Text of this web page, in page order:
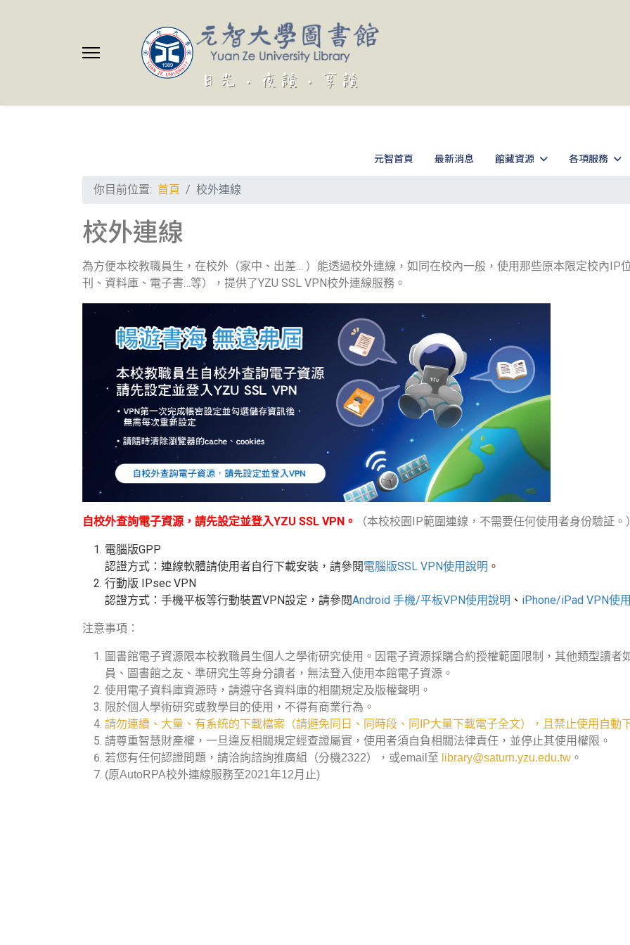
元智首頁 最新消息 館藏資源 各項服務
你目前位置: 首頁 校外連線
校外連線
為方便本校教職員生，在校外（家中、出差… ）能透過校外連線，如同在校內一般，使用那些原本限定校內IP
刊、資料庫、電子書…等），提供了YZU SSL VPN校外連線服務。
自校外查詢電子資源，請先設定並登入YZU SSL VPN。 （本校校園IP範圍連線，不需要任何使用者身份驗証。）
電腦版GPP
認證方式：連線軟體請使用者自行下載安裝，請參閱電腦版SSL VPN使用說明 。
行動版 IPsec VPN
認證方式：手機平板等行動裝置VPN設定 ，請參閱Android 手機/平板VPN使用說明 、 iPhone/iPad VPN使
注意事項：
圖書館電子資源限本校教職員生個人之學術研究使用。因電子資源採購合約授權範圍限制，其他類型讀者
員、圖書館之友、準研究生等身分讀者，無法登入使用本館電子資源。
使用電子資料庫資源時，請遵守各資料庫的相關規定及版權聲明。
限於個人學術研究或教學目的使用，不得有商業行為。
請勿連續、大量、有系統的下載檔案（請避免同日、同時段、同IP大量下載電子全文），且禁止使用自動
請尊重智慧財產權，一旦違反相關規定經查證屬實，使用者須自負相關法律責任，並停止其使用權限。
若您有任何認證問題，請洽詢諮詢推廣組（分機2322），或email至 library@saturn.yzu.edu.tw 。
(原AutoRPA校外連線服務至2021年12月止)